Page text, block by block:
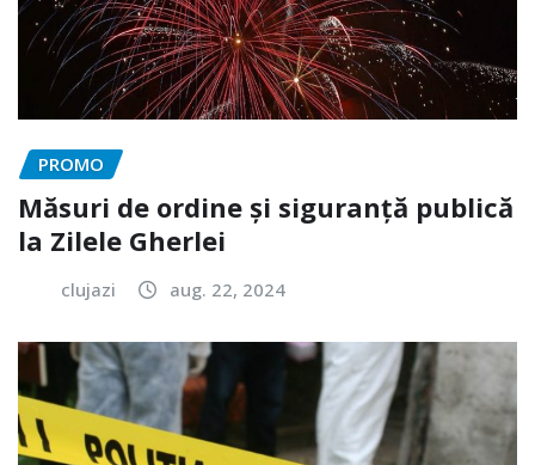
PROMO
Măsuri de ordine și siguranță publică
la Zilele Gherlei
clujazi aug. 22, 2024